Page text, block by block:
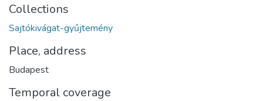
Collections
Sajtókivágat-gyűjtemény
Place, address
Budapest
Temporal coverage